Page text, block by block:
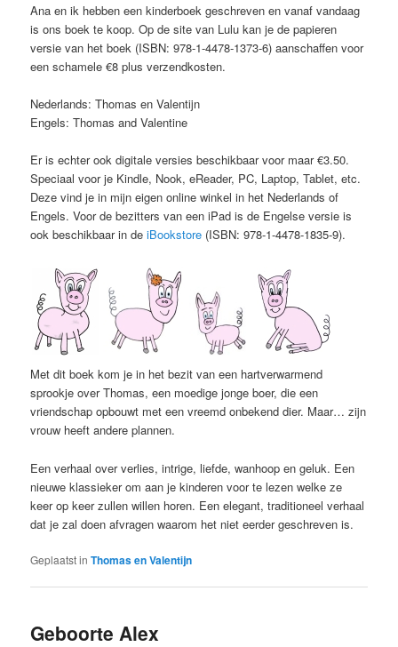
Ana en ik hebben een kinderboek geschreven en vanaf vandaag
is ons boek te koop. Op de site van Lulu kan je de papieren
versie van het boek (ISBN: 978-1-4478-1373-6) aanschaffen voor
een schamele €8 plus verzendkosten.
Nederlands: Thomas en Valentijn
Engels: Thomas and Valentine
Er is echter ook digitale versies beschikbaar voor maar €3.50.
Speciaal voor je Kindle, Nook, eReader, PC, Laptop, Tablet, etc.
Deze vind je in mijn eigen online winkel in het Nederlands of
Engels. Voor de bezitters van een iPad is de Engelse versie is
ook beschikbaar in deiBookstore (ISBN: 978-1-4478-1835-9).
Met dit boek kom je in het bezit van een hartverwarmend
sprookje over Thomas, een moedige jonge boer, die een
vriendschap opbouwt met een vreemd onbekend dier. Maar… zijn
vrouw heeft andere plannen.
Een verhaal over verlies, intrige, liefde, wanhoop en geluk. Een
nieuwe klassieker om aan je kinderen voor te lezen welke ze
keer op keer zullen willen horen. Een elegant, traditioneel verhaal
dat je zal doen afvragen waarom het niet eerder geschreven is.
Geplaatst in Thomas en Valentijn
Geboorte Alex